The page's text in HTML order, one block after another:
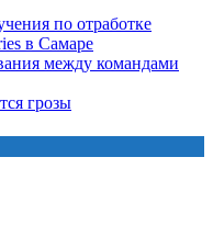
по отработке
в Самаре
между командами
грозы